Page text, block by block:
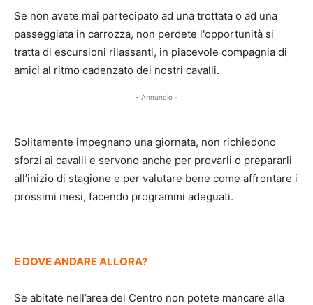
Se non avete mai partecipato ad una trottata o ad una
passeggiata in carrozza, non perdete l'opportunità si
tratta di escursioni rilassanti, in piacevole compagnia di
amici al ritmo cadenzato dei nostri cavalli.
- Annuncio -
Solitamente impegnano una giornata, non richiedono
sforzi ai cavalli e servono anche per provarli o prepararli
all’inizio di stagione e per valutare bene come affrontare i
prossimi mesi, facendo programmi adeguati.
E DOVE ANDARE ALLORA?
Se abitate nell’area del Centro non potete mancare alla